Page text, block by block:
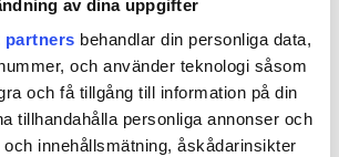
av dina uppgifter
partners behandlar din personliga data,
och använder teknologi såsom
och få tillgång till information på din
tillhandahålla personliga annonser och
och innehållsmätning, åskådarinsikter
ARTIKLAR